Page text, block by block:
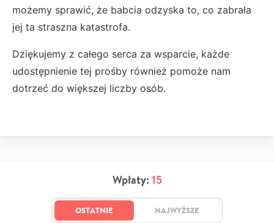
możemy sprawić, że babcia odzyska to, co zabrała
jej ta straszna katastrofa.
Dziękujemy z całego serca za wsparcie, każde
udostępnienie tej prośby również pomoże nam
dotrzeć do większej liczby osób.
Wpłaty: 15
OSTATNIE NAJWYŻSZE